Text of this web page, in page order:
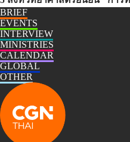
BRIEF
EVENTS
INTERVIEW
MINISTRIES
CALENDAR
GLOBAL
OTHER